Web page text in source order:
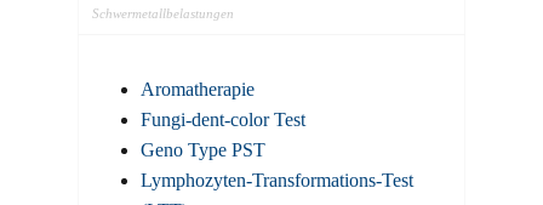
Schwermetallbelastungen
Aromatherapie
Fungi-dent-color Test
Geno Type PST
Lymphozyten-Transformations-Test